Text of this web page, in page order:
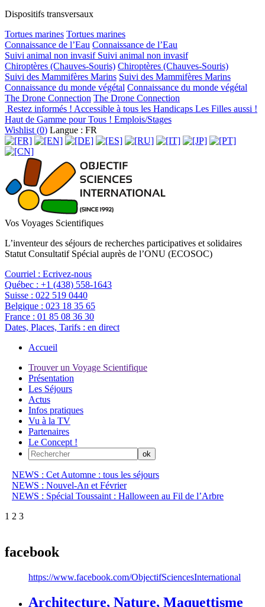
Dispositifs transversaux
Tortues marines Tortues marines
Connaissance de l’Eau Connaissance de l’Eau
Suivi animal non invasif Suivi animal non invasif
Chiroptères (Chauves-Souris) Chiroptères (Chauves-Souris)
Suivi des Mammifères Marins Suivi des Mammifères Marins
Connaissance du monde végétal Connaissance du monde végétal
The Drone Connection The Drone Connection
Restez informés ! Accessible à tous les Handicaps Les Filles aussi !
Haut de Gamme pour Tous ! Emplois/Stages
Wishlist (0) Langue : FR
Vos Voyages Scientifiques
L’inventeur des séjours de recherches participatives et solidaires
Statut Consultatif Spécial auprès de l’ONU (ECOSOC)
Courriel : Ecrivez-nous
Québec : +1 (438) 558-1643
Suisse : 022 519 0440
Belgique : 023 18 35 65
France : 01 85 08 36 30
Dates, Places, Tarifs : en direct
Accueil
Trouver un Voyage Scientifique
Présentation
Les Séjours
Actus
Infos pratiques
Vu à la TV
Partenaires
Le Concept !
NEWS : Cet Automne : tous les séjours
NEWS : Nouvel-An et Février
NEWS : Spécial Toussaint : Halloween au Fil de l’Arbre
1 2 3
facebook
https://www.facebook.com/ObjectifSciencesInternational
Architecture, Nature, Maquettisme